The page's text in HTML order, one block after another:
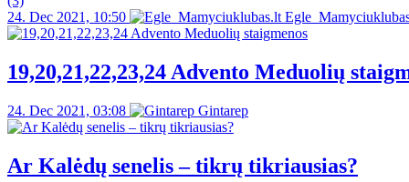
24. Dec 2021, 10:50
19,20,21,22,23,24 Advento Meduolių
24. Dec 2021, 03:08 Gintarep
Ar Kalėdų senelis – tikrų tikriausias?